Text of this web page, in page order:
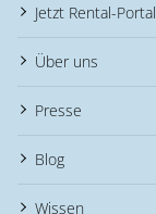
Jetzt Rental-
Über uns
Presse
Blog
Wissen